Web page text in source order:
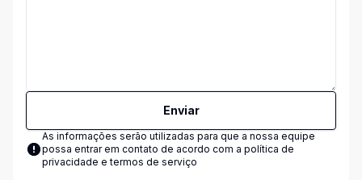
Enviar
As informações serão utilizadas para que a nossa equipe
possa entrar em contato de acordo com a política de
privacidade e termos de serviço